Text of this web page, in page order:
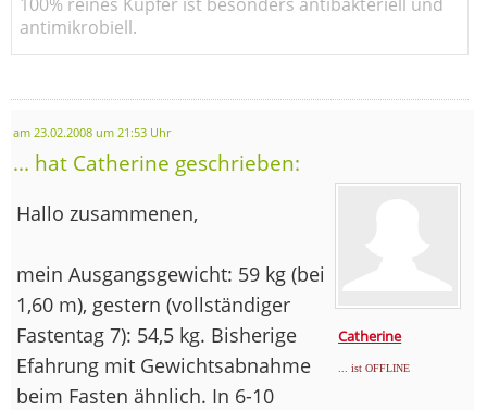
antimikrobiell.
am 23.02.2008 um 21:53 Uhr
... hat Catherine geschrieben:
Catherine
... ist OFFLINE
Hallo zusammenen,
mein Ausgangsgewicht: 59 kg (bei
1,60 m), gestern (vollständiger
Fastentag 7): 54,5 kg. Bisherige
Efahrung mit Gewichtsabnahme
beim Fasten ähnlich. In 6-10